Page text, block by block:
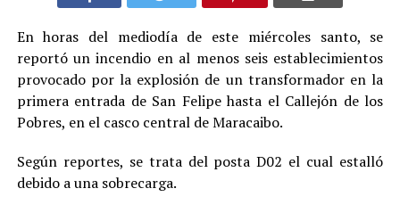
En horas del mediodía de este miércoles santo, se
reportó un incendio en al menos seis establecimientos
provocado por la explosión de un transformador en la
primera entrada de San Felipe hasta el Callejón de los
Pobres, en el casco central de Maracaibo.
Según reportes, se trata del posta D02 el cual estalló
debido a una sobrecarga.